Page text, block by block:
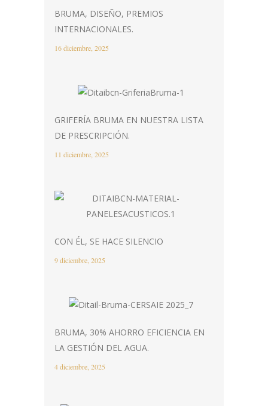
BRUMA, DISEÑO, PREMIOS
INTERNACIONALES.
16 diciembre, 2025
GRIFERÍA BRUMA EN NUESTRA LISTA
DE PRESCRIPCIÓN.
11 diciembre, 2025
CON ÉL, SE HACE SILENCIO
9 diciembre, 2025
BRUMA, 30% AHORRO EFICIENCIA EN
LA GESTIÓN DEL AGUA.
4 diciembre, 2025